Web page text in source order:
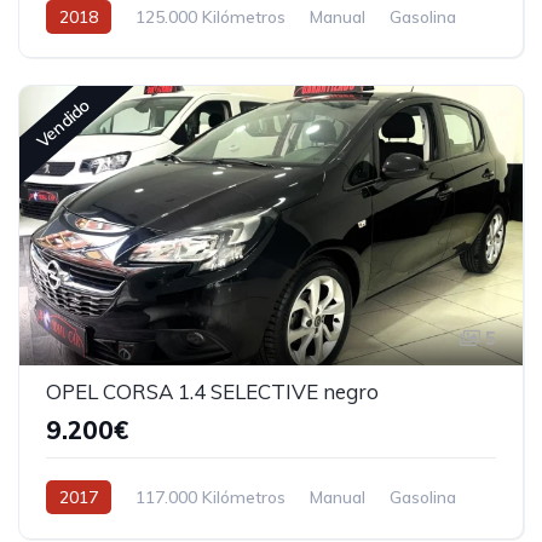
2018 125.000 Kilómetros Manual Gasolina
Vendido
5
OPEL CORSA 1.4 SELECTIVE negro
9.200€
2017 117.000 Kilómetros Manual
Gasolina